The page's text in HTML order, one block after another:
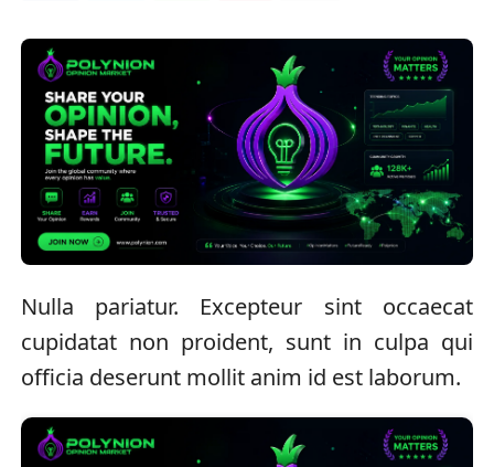
Nulla pariatur. Excepteur sint occaecat
cupidatat non proident, sunt in culpa qui
officia deserunt mollit anim id est laborum.